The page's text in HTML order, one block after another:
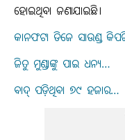
ହୋଇଥିବା ଜଣାଯାଇଛି।
କାନଫଟା ଡିଜେ ସାଉଣ୍ଡ
ଜିତୁ ମୁଣ୍ଡାଙ୍କୁ ପାଇ ଧନ୍ୟ…
ବାଦ୍‌ ପଡ଼ିଥିବା ୭୯ ହଜାର…